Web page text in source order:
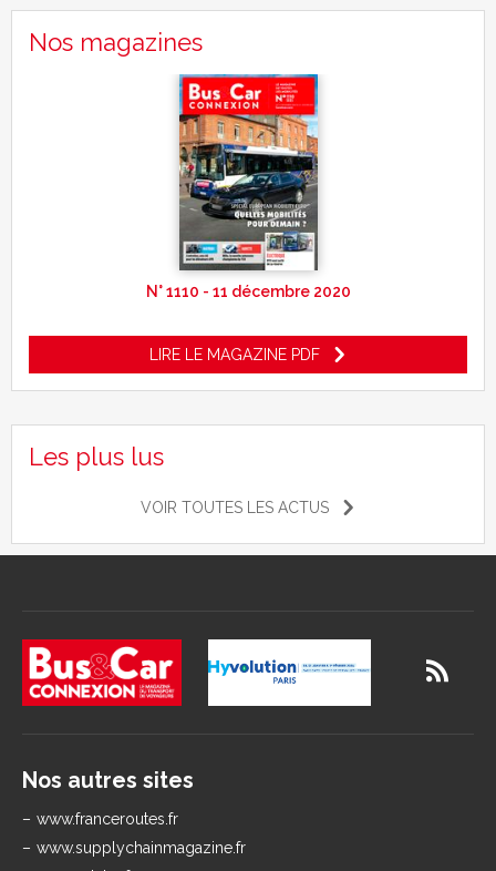
Nos magazines
N° 1110 - 11 décembre 2020
LIRE LE MAGAZINE PDF
Les plus lus
VOIR TOUTES LES ACTUS
Nos autres sites
www.franceroutes.fr
www.supplychainmagazine.fr